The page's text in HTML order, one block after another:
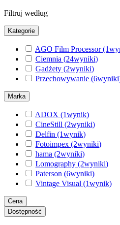
Filtruj według
Kategorie
AGO Film Processor(1
Ciemnia (24wyniki)
Gadżety (2wyniki)
Przechowywanie (6wyniki
Marka
ADOX (1wynik)
CineStill (2wyniki)
Delfin (1wynik)
Fotoimpex (2wyniki)
hama (2wyniki)
Lomography (2wyniki)
Paterson (6wyniki)
Vintage Visual (1wynik)
Cena
Dostępność